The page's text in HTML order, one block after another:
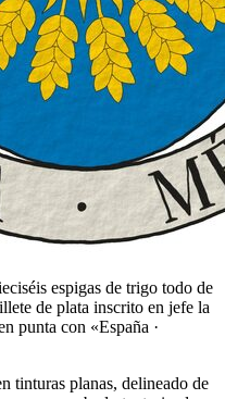
espigas de trigo todo de
de plata inscrito en jefe la
punta con «España ·
tinturas planas, delineado de